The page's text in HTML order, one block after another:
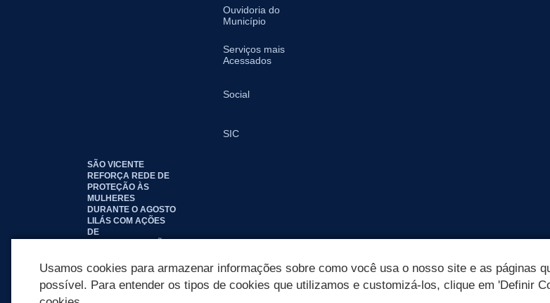
Ouvidoria do
Município
Serviços mais
Acessados
Social
SIC
SÃO VICENTE
REFORÇA REDE DE
PROTEÇÃO ÀS
MULHERES
DURANTE O AGOSTO
LILÁS COM AÇÕES
DE
Usamos cookies para armazenar informações sobre como você usa o nosso site e as páginas
possível. Para entender os tipos de cookies que utilizamos e customizá-los, clique em 'Definir